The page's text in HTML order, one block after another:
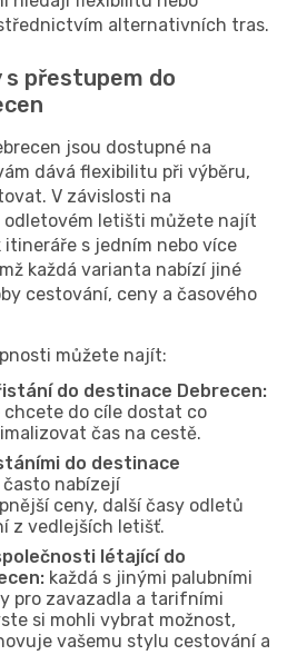
alternativních tras.
přestupem do
jsou dostupné na
dává flexibilitu při výběru,
V závislosti na
odletovém letišti můžete najít
itineráře s jedním nebo více
každá varianta nabízí jiné
cestování, ceny a časového
můžete najít:
do destinace Debrecen:
chcete do cíle dostat co
čas na cestě.
do destinace
často nabízejí
ceny, další časy odletů
z vedlejších letišť.
létající do
každá s jinými palubními
pro zavazadla a tarifními
si mohli vybrat možnost,
vašemu stylu cestování a